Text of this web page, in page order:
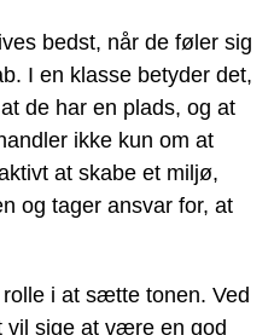
bedst, når de føler sig
I en klasse betyder det,
de har en plads, og at
ikke kun om at
at skabe et miljø,
og tager ansvar for, at
i at sætte tonen. Ved
vil sige at være en god